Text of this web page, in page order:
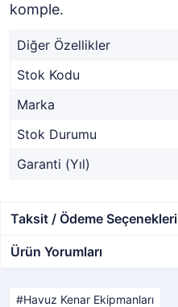
komple.
Diğer Özellikler
Stok Kodu
Marka
Stok Durumu
Garanti (Yıl)
Taksit / Ödeme Seçenekleri
Ürün Yorumları
Havuz Kenar Ekipmanları